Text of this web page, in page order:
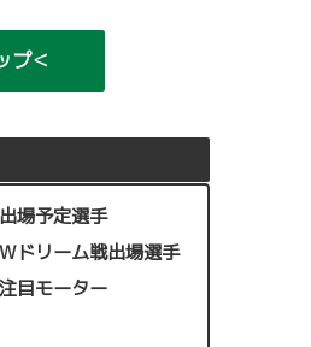
プ＜
場予定選手
ドリーム戦出場選手
目モーター